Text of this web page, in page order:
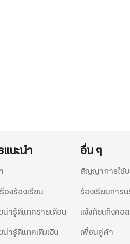
นะนำ
องร้องเรียน
น่ารู้ดีแทครายเดือน
น่ารู้ดีแทคเติมเงิน
อื่น ๆ
สัญญาการใช้
ร้องเรียนการ
แจ้งภัยแก๊งคอล
เพื่อนคู่ค้า